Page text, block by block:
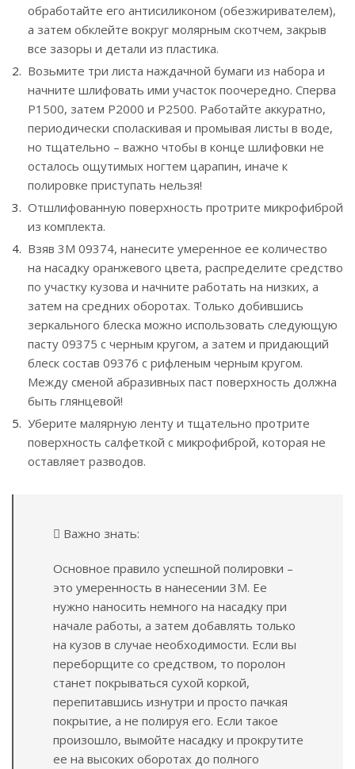
обработайте его антисиликоном (обезжиривателем),
а затем обклейте вокруг молярным скотчем, закрыв
все зазоры и детали из пластика.
Возьмите три листа наждачной бумаги из набора и
начните шлифовать ими участок поочередно. Сперва
Р1500, затем Р2000 и Р2500. Работайте аккуратно,
периодически споласкивая и промывая листы в воде,
но тщательно – важно чтобы в конце шлифовки не
осталось ощутимых ногтем царапин, иначе к
полировке приступать нельзя!
Отшлифованную поверхность протрите микрофиброй
из комплекта.
Взяв 3М 09374, нанесите умеренное ее количество
на насадку оранжевого цвета, распределите средство
по участку кузова и начните работать на низких, а
затем на средних оборотах. Только добившись
зеркального блеска можно использовать следующую
пасту 09375 с черным кругом, а затем и придающий
блеск состав 09376 с рифленым черным кругом.
Между сменой абразивных паст поверхность должна
быть глянцевой!
Уберите малярную ленту и тщательно протрите
поверхность салфеткой с микрофиброй, которая не
оставляет разводов.
Важно знать:
Основное правило успешной полировки –
это умеренность в нанесении 3М. Ее
нужно наносить немного на насадку при
начале работы, а затем добавлять только
на кузов в случае необходимости. Если вы
переборщите со средством, то поролон
станет покрываться сухой коркой,
перепитавшись изнутри и просто пачкая
покрытие, а не полируя его. Если такое
произошло, вымойте насадку и прокрутите
ее на высоких оборотах до полного